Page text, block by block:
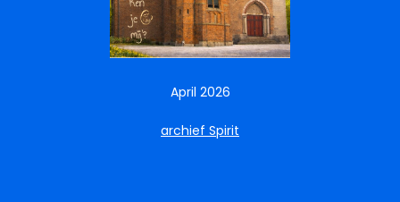
April 2026
archief Spirit